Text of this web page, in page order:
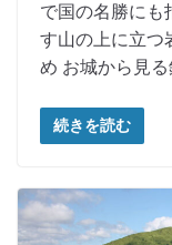
で国の名勝にも
す山の上に立つ
め お城から見
続きを読む